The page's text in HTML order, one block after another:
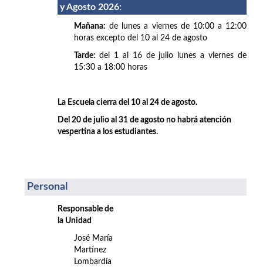
y Agosto 2026:
Mañana: de lunes a viernes de 10:00 a 12:00
horas excepto del 10 al 24 de agosto
Tarde: del 1 al 16 de julio lunes a viernes de
15:30 a 18:00 horas
La Escuela cierra del 10 al 24 de agosto.
Del 20 de julio al 31 de agosto no habrá atención
vespertina a los estudiantes.
Personal
Responsable de
la Unidad
José María
Martínez
Lombardía